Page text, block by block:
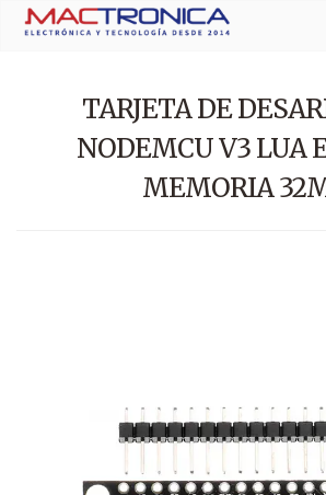
TARJETA DE
NODEMCU V3 LUA
MEMORIA